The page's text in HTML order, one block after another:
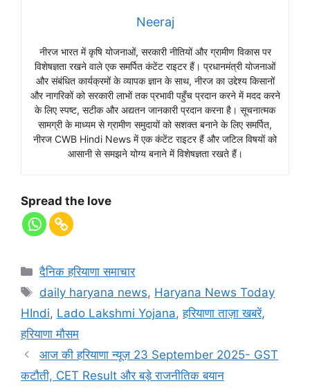
Neeraj
नीरज भारत में कृषि योजनाओं, सरकारी नीतियों और ग्रामीण विकास पर
विशेषज्ञता रखने वाले एक समर्पित कंटेंट राइटर हैं। प्रधानमंत्री योजनाओं
और संबंधित कार्यक्रमों के व्यापक ज्ञान के साथ, नीरज का उद्देश्य किसानों
और नागरिकों को सरकारी लाभों तक प्रभावी पहुँच प्रदान करने में मदद करने
के लिए स्पष्ट, सटीक और अद्यतन जानकारी प्रदान करना है। सूचनात्मक
सामग्री के माध्यम से ग्रामीण समुदायों को सशक्त बनाने के लिए समर्पित,
नीरज CWB Hindi News में एक कंटेंट राइटर हैं और जटिल विषयों को
आसानी से समझने योग्य बनाने में विशेषज्ञता रखते हैं।
Spread the love
दैनिक हरियाणा समाचार
daily haryana news, Haryana News Today
HIndi, Lado Lakshmi Yojana,हरियाणा ताज़ा खबरें,
हरियाणा मौसम
आज की हरियाणा न्यूज़ 23 September 2025- GST
कटौती, CET Result और बड़े राजनीतिक बयान